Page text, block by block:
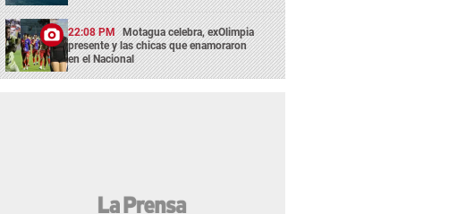
22:08 PM Motagua celebra, exOlimpia
presente y las chicas que enamoraron
en el Nacional